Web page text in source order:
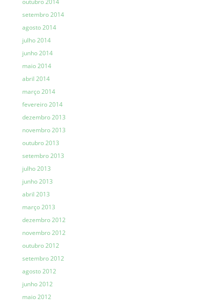
outubro 2014
setembro 2014
agosto 2014
julho 2014
junho 2014
maio 2014
abril 2014
março 2014
fevereiro 2014
dezembro 2013
novembro 2013
outubro 2013
setembro 2013
julho 2013
junho 2013
abril 2013
março 2013
dezembro 2012
novembro 2012
outubro 2012
setembro 2012
agosto 2012
junho 2012
maio 2012